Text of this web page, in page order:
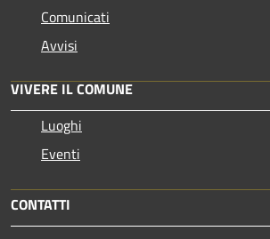
Comunicati
Avvisi
VIVERE IL COMUNE
Luoghi
Eventi
CONTATTI